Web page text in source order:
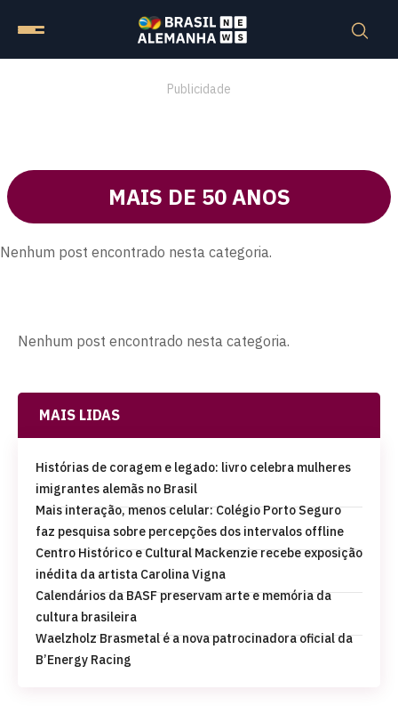
Publicidade
MAIS DE 50 ANOS
Nenhum post encontrado nesta categoria.
Nenhum post encontrado nesta categoria.
MAIS LIDAS
Histórias de coragem e legado: livro celebra mulheres
imigrantes alemãs no Brasil
Mais interação, menos celular: Colégio Porto Seguro
faz pesquisa sobre percepções dos intervalos offline
Centro Histórico e Cultural Mackenzie recebe exposição
inédita da artista Carolina Vigna
Calendários da BASF preservam arte e memória da
cultura brasileira
Waelzholz Brasmetal é a nova patrocinadora oficial da
B’Energy Racing